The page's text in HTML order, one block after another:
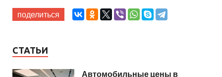
поделиться
СТАТЬИ
Автомобильные цены в